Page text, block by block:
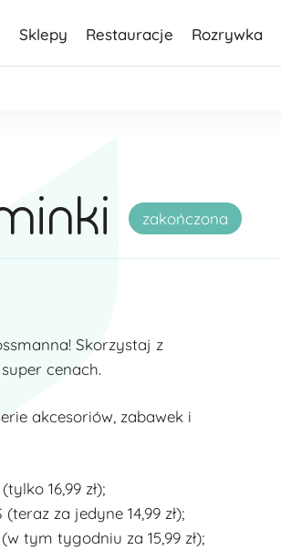
Sklepy Restauracje Rozrywka
zakończona
Skorzystaj z
cenach.
akcesoriów, zabawek i
16,99 zł);
za jedyne 14,99 zł);
(w tym tygodniu za 15,99 zł);